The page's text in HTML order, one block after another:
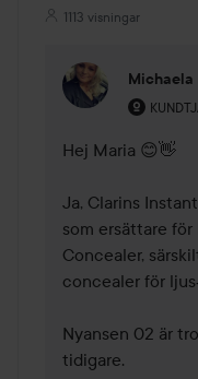
1113 visningar
Michaela
Hej Maria 😊👋
Ja, Clarins
som ersättare
Concealer,
concealer för
Nyansen 02 är
tidigare.